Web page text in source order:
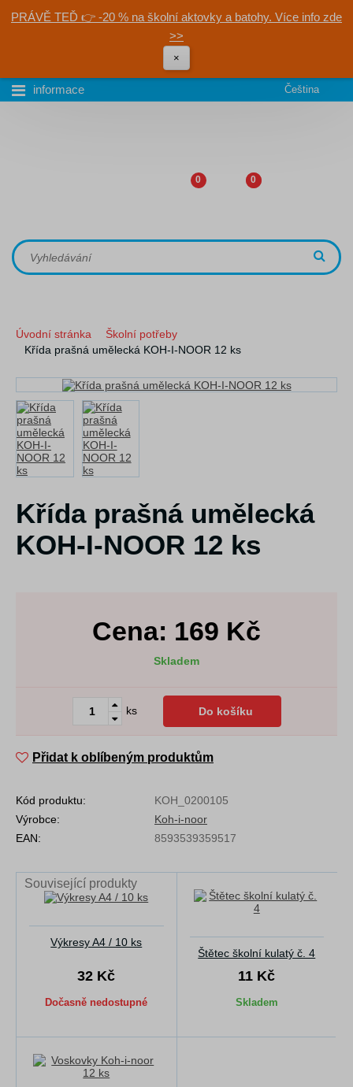
PRÁVĚ TEĎ 👉 -20 % na školní aktovky a batohy. Více info zde
>>
×
informace Čeština
0 0
Úvodní stránka
Školní potřeby
Křída prašná umělecká KOH-I-NOOR 12 ks
Křída prašná umělecká
KOH-I-NOOR 12 ks
Cena: 169 Kč
Skladem
ks Do košíku
Přidat k oblíbeným produktům
Kód produktu:
KOH_0200105
Výrobce:
Koh-i-noor
EAN:
8593539359517
Související produkty
Výkresy A4 / 10 ks
32 Kč
Dočasně nedostupné
Štětec školní kulatý č. 4
11 Kč
Skladem